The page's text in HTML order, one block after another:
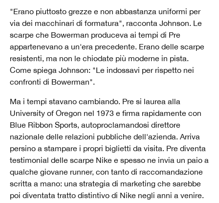
"Erano piuttosto grezze e non abbastanza uniformi per
via dei macchinari di formatura", racconta Johnson. Le
scarpe che Bowerman produceva ai tempi di Pre
appartenevano a un'era precedente. Erano delle scarpe
resistenti, ma non le chiodate più moderne in pista.
Come spiega Johnson: "Le indossavi per rispetto nei
confronti di Bowerman".
Ma i tempi stavano cambiando. Pre si laurea alla
University of Oregon nel 1973 e firma rapidamente con
Blue Ribbon Sports, autoproclamandosi direttore
nazionale delle relazioni pubbliche dell'azienda. Arriva
persino a stampare i propri biglietti da visita. Pre diventa
testimonial delle scarpe Nike e spesso ne invia un paio a
qualche giovane runner, con tanto di raccomandazione
scritta a mano: una strategia di marketing che sarebbe
poi diventata tratto distintivo di Nike negli anni a venire.